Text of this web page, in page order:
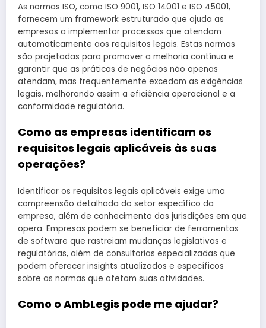
As normas ISO, como ISO 9001, ISO 14001 e ISO 45001,
fornecem um framework estruturado que ajuda as
empresas a implementar processos que atendam
automaticamente aos requisitos legais. Estas normas
são projetadas para promover a melhoria contínua e
garantir que as práticas de negócios não apenas
atendam, mas frequentemente excedam as exigências
legais, melhorando assim a eficiência operacional e a
conformidade regulatória.
Como as empresas identificam os
requisitos legais aplicáveis às suas
operações?
Identificar os requisitos legais aplicáveis exige uma
compreensão detalhada do setor específico da
empresa, além de conhecimento das jurisdições em que
opera. Empresas podem se beneficiar de ferramentas
de software que rastreiam mudanças legislativas e
regulatórias, além de consultorias especializadas que
podem oferecer insights atualizados e específicos
sobre as normas que afetam suas atividades.
Como o AmbLegis pode me ajudar?